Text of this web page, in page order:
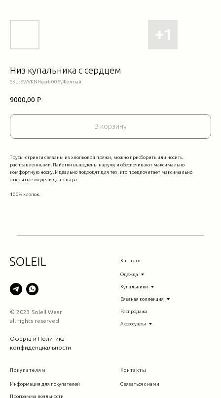
Низ купальника с сердцем
SKU:SWVKNHeart-006\Желтый
9000,00 ₽
В корзину
Трусы-стринги связаны из хлопковой пряжи, можно присборить или носить
расправленными. Пайетки выведены наружу и обеспечивают максимально
комфортную носку. Идеально подходят для тех, кто предпочитает максимально
открытые модели для загара.
100% хлопок.
© 2023 Soleil Wear
all rights reserved
Оферта и Политика
конфиденциальности
Каталог
Одежда
Купальники
Вязаная коллекция
Распродажа
Аксессуары
Покупателям
Информация для покупателей
Программа лояльности
Контакты
Связаться с нами